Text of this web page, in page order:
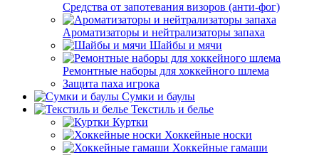
Средства от запотевания визоров (анти-фог)
Ароматизаторы и нейтрализаторы запаха
Шайбы и мячи
Ремонтные наборы для хоккейного шлема
Защита паха игрока
Сумки и баулы
Текстиль и белье
Куртки
Хоккейные носки
Хоккейные гамаши